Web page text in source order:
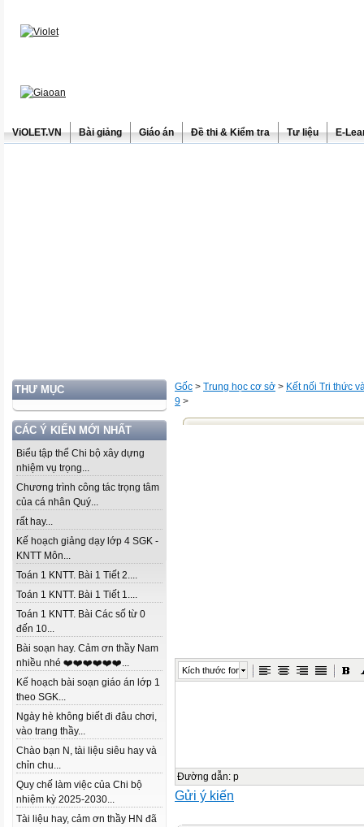
ViOLET.VN Bài giảng Giáo án Đề thi & Kiểm tra Tư liệu E-
THƯ MỤC
CÁC Ý KIẾN MỚI NHẤT
Biểu tập thể Chi bộ xây dựng
nhiệm vụ trọng...
Chương trình công tác trọng tâm
của cá nhân Quý...
rất hay...
Kế hoạch giảng dạy lớp 4 SGK -
KNTT Môn...
Toán 1 KNTT. Bài 1 Tiết 2....
Toán 1 KNTT. Bài 1 Tiết 1....
Toán 1 KNTT. Bài Các số từ 0
đến 10...
Bài soạn hay. Cảm ơn thầy Nam
nhiều nhé ❤️❤️❤️❤️❤️❤️...
Kế hoạch bài soạn giáo án lớp 1
theo SGK...
Ngày hè không biết đi đâu chơi,
vào trang thầy...
Chào bạn N, tài liệu siêu hay và
chỉn chu...
Quy chế làm việc của Chi bộ
nhiệm kỳ 2025-2030...
Tài liệu hay, cảm ơn thầy HN đã
Gốc > Trung học cơ sở > Kết nối Tri thức
9 >
Kích thước font
Đường dẫn: p
Gửi ý kiến